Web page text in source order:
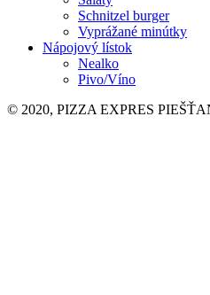
Schnitzel burger
Vyprážané minútky
Nápojový lístok
Nealko
Pivo/Víno
© 2020, PIZZA EXPRES